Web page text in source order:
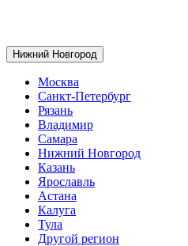
Нижний Новгород
Москва
Санкт-Петербург
Рязань
Владимир
Самара
Нижний Новгород
Казань
Ярославль
Астана
Калуга
Тула
Другой регион